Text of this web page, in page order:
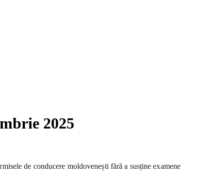
2025
de conducere moldovenești fără a susține examene